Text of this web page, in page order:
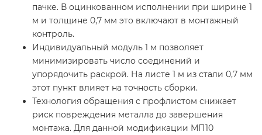
пачке. В оцинкованном исполнении при ширине 1
м и толщине 0,7 мм это включают в монтажный
контроль.
Индивидуальный модуль 1 м позволяет
минимизировать число соединений и
упорядочить раскрой. На листе 1 м из стали 0,7 мм
этот пункт влияет на точность сборки.
Технология обращения с профлистом снижает
риск повреждения металла до завершения
монтажа. Для данной модификации МП10